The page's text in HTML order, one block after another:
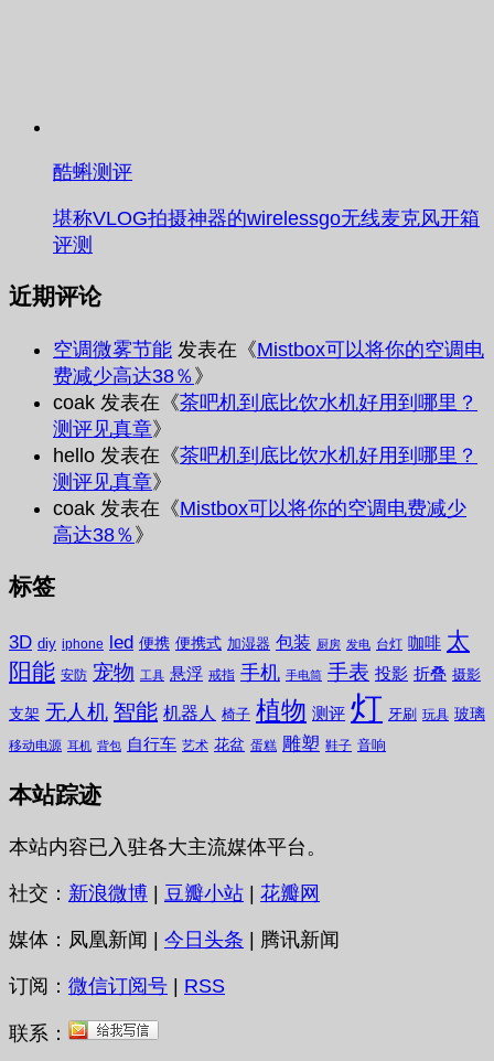
酷蝌测评
堪称VLOG拍摄神器的wirelessgo无线麦克风开箱
评测
近期评论
空调微雾节能 发表在《Mistbox可以将你的空调电
费减少高达38％》
coak 发表在《茶吧机到底比饮水机好用到哪里？
测评见真章》
hello 发表在《茶吧机到底比饮水机好用到哪里？
测评见真章》
coak 发表在《Mistbox可以将你的空调电费减少
高达38％》
标签
3D diy iphone led 便携 便携式 加湿器 包装 厨房 发电 台灯 咖啡 太
阳能 安防 宠物 工具 悬浮 戒指 手机 手电筒 手表 投影 折叠 摄影
支架 无人机 智能 机器人 椅子 植物 测评 灯 牙刷 玩具 玻璃
移动电源 耳机 背包 自行车 艺术 花盆 蛋糕 雕塑 鞋子 音响
本站踪迹
本站内容已入驻各大主流媒体平台。
社交： 新浪微博 豆瓣小站 花瓣网
媒体：凤凰新闻 | 今日头条 | 腾讯新闻
订阅： 微信订阅号 RSS
联系：